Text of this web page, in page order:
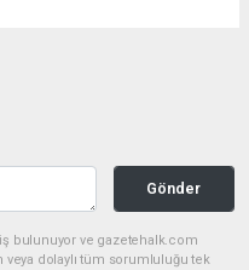
Gönder
bulunuyor ve gazetehalk.com
veya dolaylı tüm sorumluluğu tek